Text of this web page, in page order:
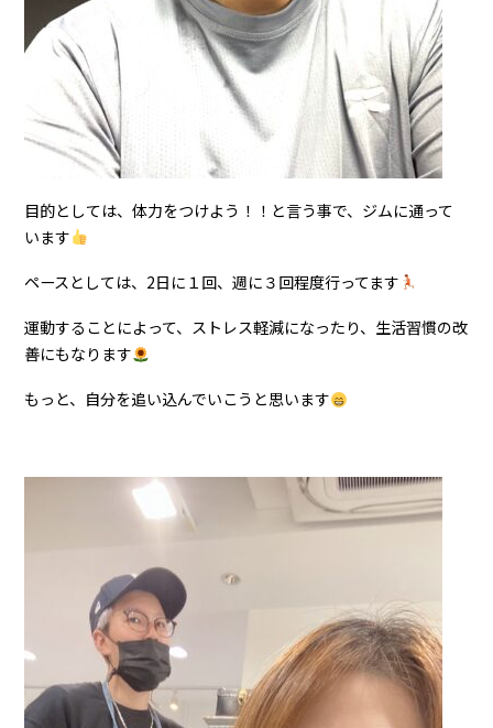
目的としては、体力をつけよう！！と言う事で、ジムに通って
います
ペースとしては、2日に１回、週に３回程度行ってます
運動することによって、ストレス軽減になったり、生活習慣の改
善にもなります
もっと、自分を追い込んでいこうと思います